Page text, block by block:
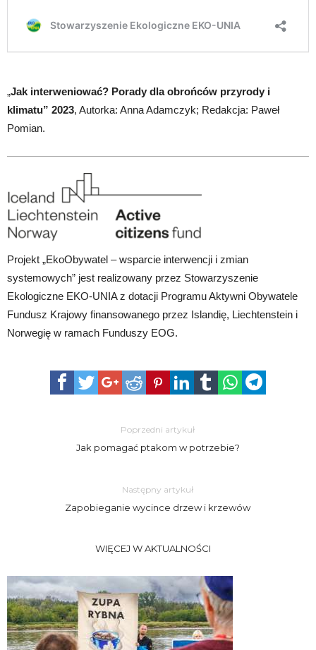
„Jak interweniować? Porady dla obrońców przyrody i
klimatu” 2023, Autorka: Anna Adamczyk; Redakcja: Paweł
Pomian.
Projekt „EkoObywatel – wsparcie interwencji i zmian
systemowych” jest realizowany przez Stowarzyszenie
Ekologiczne EKO-UNIA z dotacji Programu Aktywni Obywatele
Fundusz Krajowy finansowanego przez Islandię, Liechtenstein i
Norwegię w ramach Funduszy EOG.
Poprzedni artykuł
Jak pomagać ptakom w potrzebie?
Następny artykuł
Zapobieganie wycince drzew i krzewów
WIĘCEJ W AKTUALNOŚCI